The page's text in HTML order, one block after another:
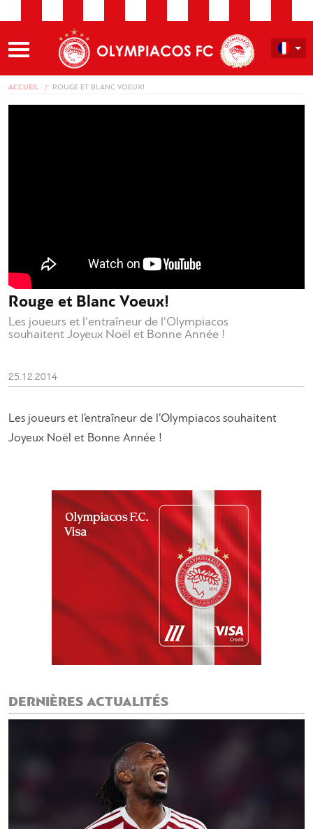
ACCUEIL ROUGE ET BLANC VOEUX!
Rouge et Blanc Voeux!
Les joueurs et l'entraîneur de l'Olympiacos
souhaitent Joyeux Noël et Bonne Année !
25.12.2014
Les joueurs et l’entraîneur de l’Olympiacos souhaitent
Joyeux Noël et Bonne Année !
DERNIÈRES ACTUALITÉS